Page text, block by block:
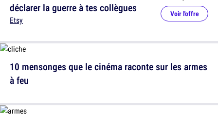
déclarer la guerre à tes collègues
Etsy
Voir l'offre
10 mensonges que le cinéma raconte sur les armes
à feu